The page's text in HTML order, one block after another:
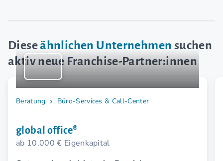
Dieseähnlichen Unternehmen suchen
aktiv neue Franchise-Partner:innen
Beratung Büro-Services & Call-Center
global office®
ab 10.000 € Eigenkapital